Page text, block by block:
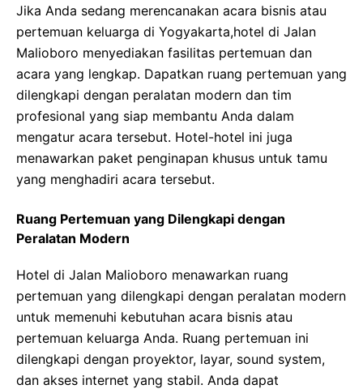
Jika Anda sedang merencanakan acara bisnis atau
pertemuan keluarga di Yogyakarta,hotel di Jalan
Malioboro menyediakan fasilitas pertemuan dan
acara yang lengkap. Dapatkan ruang pertemuan yang
dilengkapi dengan peralatan modern dan tim
profesional yang siap membantu Anda dalam
mengatur acara tersebut. Hotel-hotel ini juga
menawarkan paket penginapan khusus untuk tamu
yang menghadiri acara tersebut.
Ruang Pertemuan yang Dilengkapi dengan
Peralatan Modern
Hotel di Jalan Malioboro menawarkan ruang
pertemuan yang dilengkapi dengan peralatan modern
untuk memenuhi kebutuhan acara bisnis atau
pertemuan keluarga Anda. Ruang pertemuan ini
dilengkapi dengan proyektor, layar, sound system,
dan akses internet yang stabil. Anda dapat